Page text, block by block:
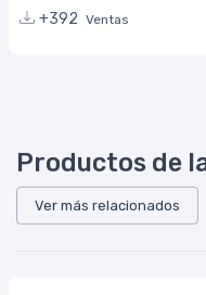
+392 Ventas
Productos de
Ver más relacionados